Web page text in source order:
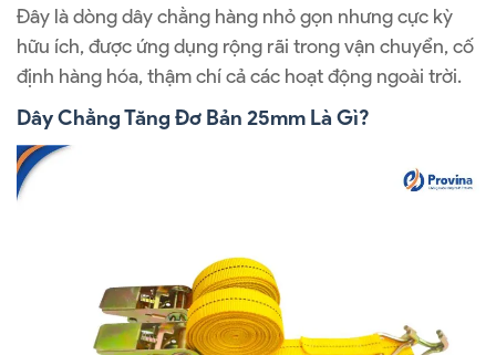
Đây là dòng dây chằng hàng nhỏ gọn nhưng cực kỳ
hữu ích, được ứng dụng rộng rãi trong vận chuyển, cố
định hàng hóa, thậm chí cả các hoạt động ngoài trời.
Dây Chằng Tăng Đơ Bản 25mm Là Gì?